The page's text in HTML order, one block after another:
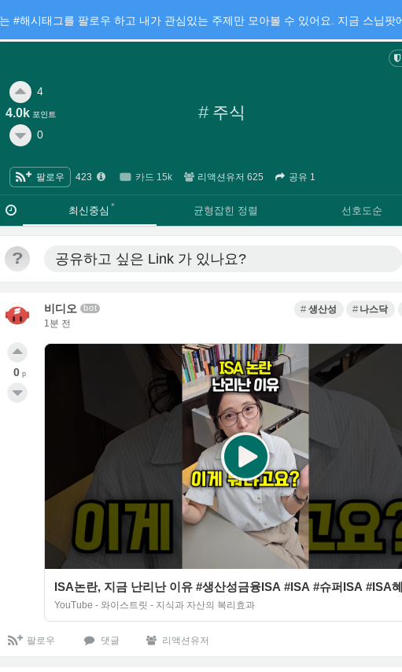
# 주식
4
4.0k 포인트
0
팔로우 423 카드 15k 리액션유저 625 공유 1
최신중심 균형잡힌 정렬 선호도순
? 공유하고 싶은 Link 가 있나요?
비디오 bot
1분 전
생산성 나스닥
ISA논란, 지금 난리난 이유 #생산성금융ISA #ISA #슈퍼ISA #ISA
YouTube - 와이스트릿 - 지식과 자산의 복리효과
0 p
팔로우 댓글 리액션유저
#해시태그를 팔로우 하고 내가 관심있는 주제만 모아볼 수 있어요. 지금 스닙팟